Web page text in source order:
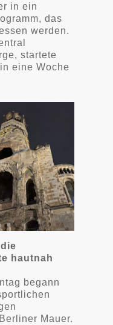
in ein
das
werden.
startete
eine Woche
hautnah
begann
Mauer.